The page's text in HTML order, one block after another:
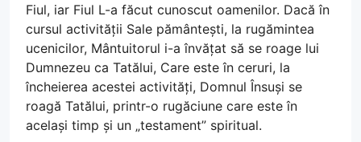
Fiul, iar Fiul L-a făcut cunoscut oamenilor. Dacă în
cursul activității Sale pământești, la rugămintea
ucenicilor, Mântuitorul i-a învățat să se roage lui
Dumnezeu ca Tatălui, Care este în ceruri, la
încheierea acestei activități, Domnul Însuși se
roagă Tatălui, printr-o rugăciune care este în
același timp și un „testament” spiritual.